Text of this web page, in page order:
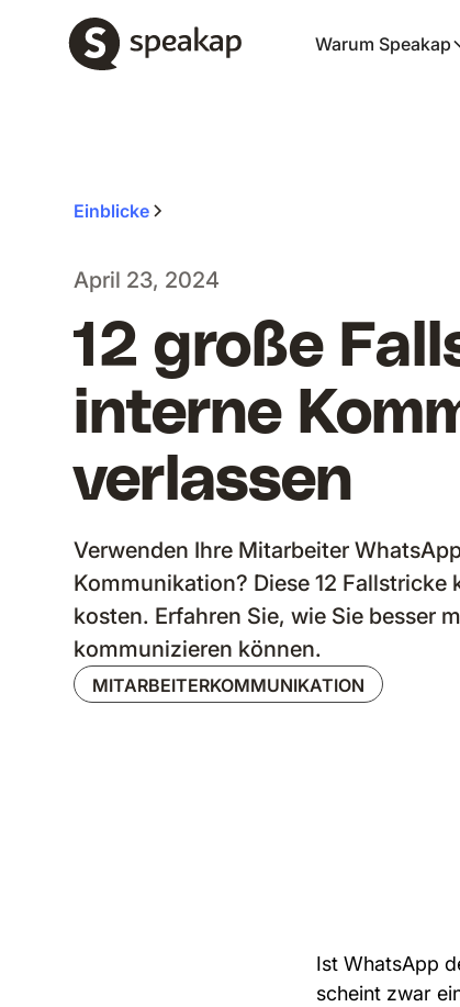
Warum Speakap
Einblicke
April 23, 2024
12 große
interne
verlassen
Verwenden Ihre Mitarbeiter
Kommunikation? Diese 12 Fallstricke
kosten. Erfahren Sie, wie Sie besser
kommunizieren können.
MITARBEITERKOMMUNIKATION
Ist WhatsApp
scheint zwar